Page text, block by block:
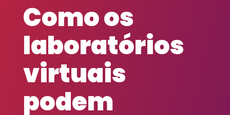
Como os
laboratórios
virtuais
podem